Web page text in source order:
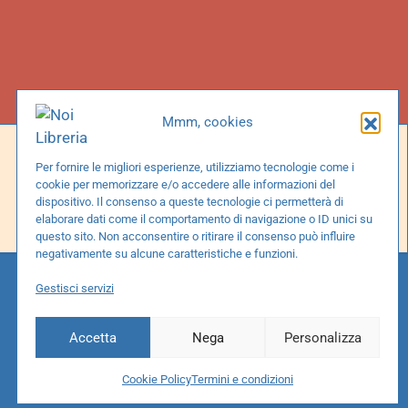
Mmm, cookies
Per fornire le migliori esperienze, utilizziamo tecnologie come i
cookie per memorizzare e/o accedere alle informazioni del
dispositivo. Il consenso a queste tecnologie ci permetterà di
elaborare dati come il comportamento di navigazione o ID unici su
questo sito. Non acconsentire o ritirare il consenso può influire
negativamente su alcune caratteristiche e funzioni.
Gestisci servizi
Accetta Nega Personalizza
Cookie PolicyTermini e condizioni
Social
Facebook
Instagram